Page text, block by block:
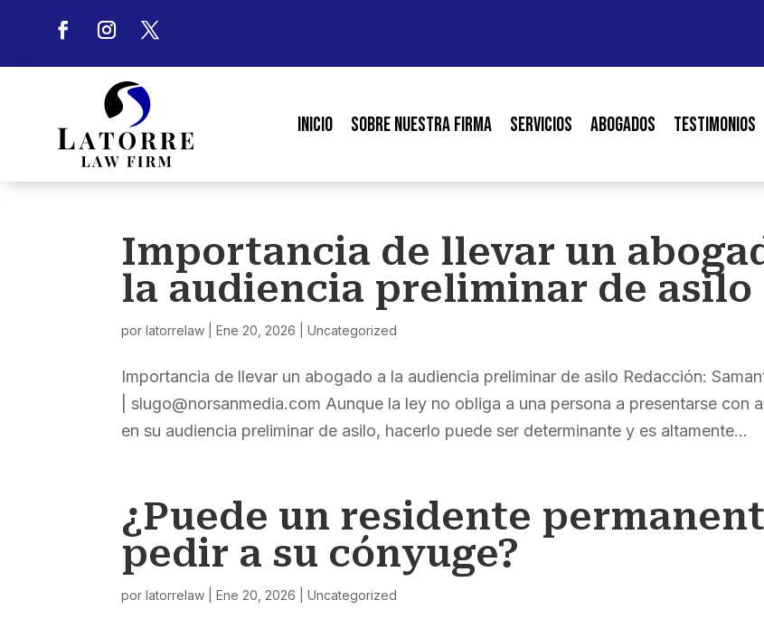
Inicio Sobre Nuestra Firma Servicios Abogados Testimonios
Importancia de llevar un
la audiencia preliminar de asilo
porlatorrelaw |Ene 20, 2026 |Uncategorized
Importancia de llevar un abogado a la audiencia preliminar de asilo Redacción:
| slugo@norsanmedia.com Aunque la ley no obliga a una persona a presentarse con
en su audiencia preliminar de asilo, hacerlo puede ser determinante y es altamente...
¿Puede un residente
pedir a su cónyuge?
porlatorrelaw |Ene 20, 2026 |Uncategorized